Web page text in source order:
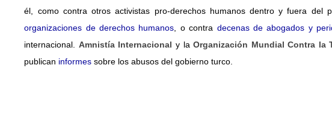
él, como contra otros activistas pro-derechos humanos dentro y fuera del
organizaciones de derechos humanos, o contra decenas de abogados y
internacional. Amnistía Internacional y la Organización Mundial Contra la
publican informes sobre los abusos del gobierno turco.